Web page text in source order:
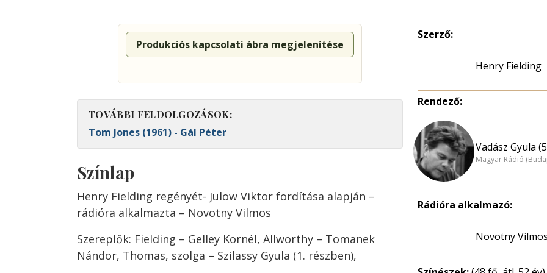
Produkciós kapcsolati ábra megjelenítése
TOVÁBBI FELDOLGOZÁSOK:
Tom Jones (1961) - Gál Péter
Színlap
Henry Fielding regényét- Julow Viktor fordítása alapján –
rádióra alkalmazta – Novotny Vilmos
Szereplők: Fielding – Gelley Kornél, Allworthy – Tomanek
Nándor, Thomas, szolga – Szilassy Gyula (1. részben),
Szerző:
Henry Fielding
Rendező:
Vadász Gyula
Magyar Rádió
Rádióra alkalmazó:
Novotny Vilmos